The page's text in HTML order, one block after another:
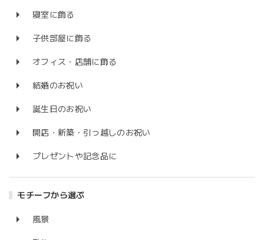
寝室に飾る
子供部屋に飾る
オフィス・店舗に飾る
結婚のお祝い
誕生日のお祝い
開店・新築・引っ越しのお祝い
プレゼントや記念品に
モチーフから選ぶ
風景